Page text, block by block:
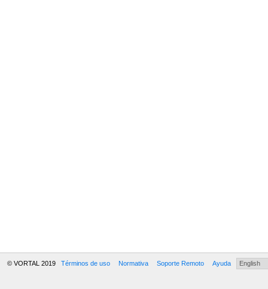
© VORTAL 2019 Términos de uso Normativa Soporte Remoto Ayuda